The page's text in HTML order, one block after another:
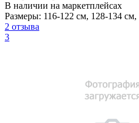
В наличии на маркетплейсах
Размеры: 116-122 см, 128-134 см,
2 отзыва
3